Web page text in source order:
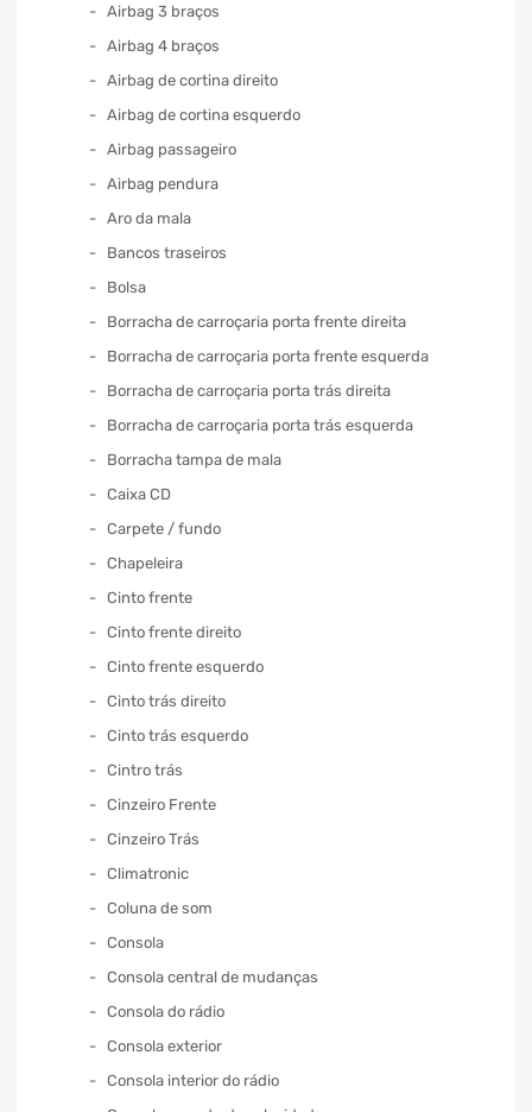
Airbag 3 braços
Airbag 4 braços
Airbag de cortina direito
Airbag de cortina esquerdo
Airbag passageiro
Airbag pendura
Aro da mala
Bancos traseiros
Bolsa
Borracha de carroçaria porta frente direita
Borracha de carroçaria porta frente esquerda
Borracha de carroçaria porta trás direita
Borracha de carroçaria porta trás esquerda
Borracha tampa de mala
Caixa CD
Carpete / fundo
Chapeleira
Cinto frente
Cinto frente direito
Cinto frente esquerdo
Cinto trás direito
Cinto trás esquerdo
Cintro trás
Cinzeiro Frente
Cinzeiro Trás
Climatronic
Coluna de som
Consola
Consola central de mudanças
Consola do rádio
Consola exterior
Consola interior do rádio